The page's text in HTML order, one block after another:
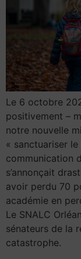
Le 6 octobre
positivement –
notre nouvelle
« sanctuariser
communication
s’annonçait
avoir perdu 70
académie en
Le SNALC
sénateurs de la
catastrophe.